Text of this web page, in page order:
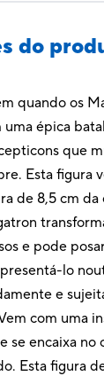
do
quando os
uma épica
que
Esta figura
de 8,5 cm da
e pode
lo
e
com uma
se encaixa no
Esta figura